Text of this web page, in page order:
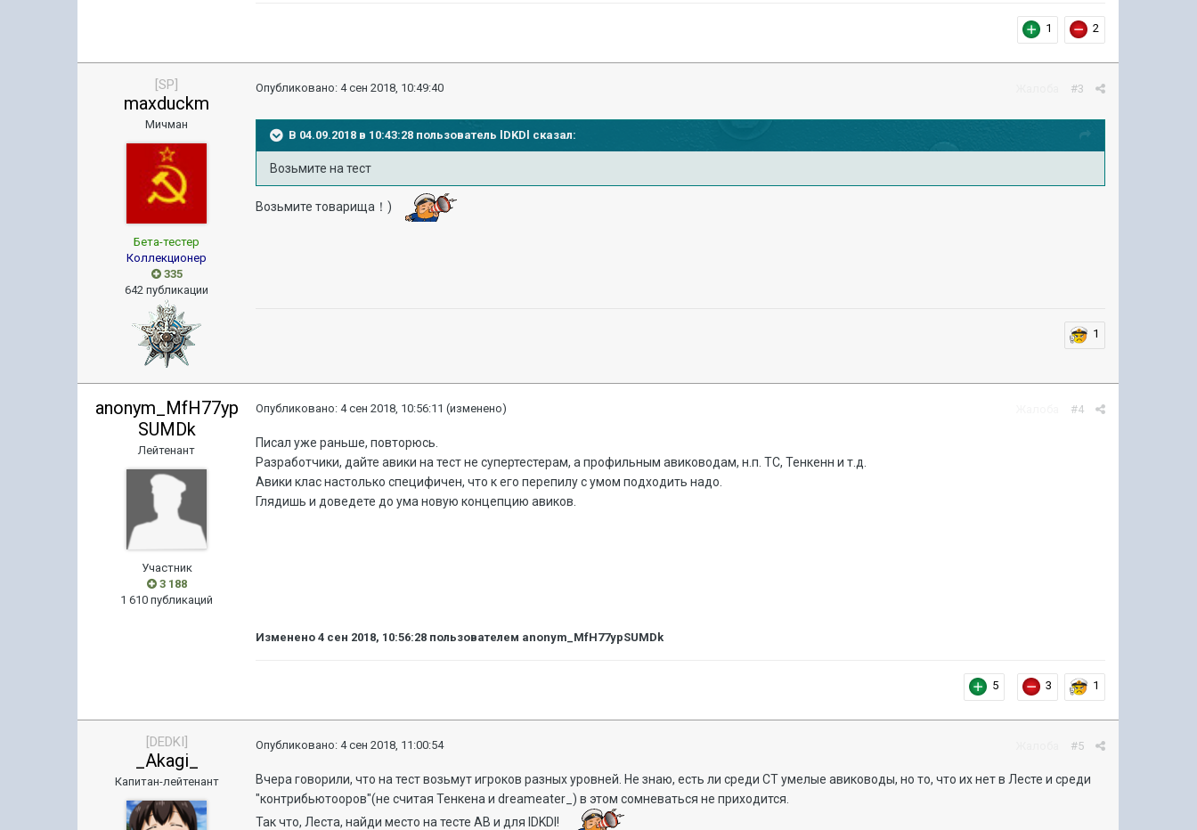
1 2
[SP]
maxduckm
Мичман
Бета-тестер
Коллекционер
335
642 публикации
#3
Опубликовано:4 сен 2018, 10:49:40
В 04.09.2018 в 10:43:28 пользователь lDKDl сказал:
Возьмите на тест
Возьмите товарища！)
1
anonym_MfH77yp
SUMDk
Лейтенант
Участник
3 188
1 610 публикаций
#4
Опубликовано:4 сен 2018, 10:56:11 (изменено)
Писал уже раньше, повторюсь.
Разработчики, дайте авики на тест не супертестерам, а профильным авиководам, н.п. ТС, Тенкенн и т.д.
Авики клас настолько специфичен, что к его перепилу с умом подходить надо.
Глядишь и доведете до ума новую концепцию авиков.
Изменено4 сен 2018, 10:56:28 пользователем anonym_MfH77ypSUMDk
5 3 1
[DEDKI]
_Akagi_
Капитан-лейтенант
#5
Опубликовано:4 сен 2018, 11:00:54
Вчера говорили, что на тест возьмут игроков разных уровней. Не знаю, есть ли среди СТ умелые авиководы, но то, что их нет в Лесте и среди
"контрибьютооров"(не считая Тенкена и dreameater_) в этом сомневаться не приходится.
Так что, Леста, найди место на тесте АВ и для IDKDI!